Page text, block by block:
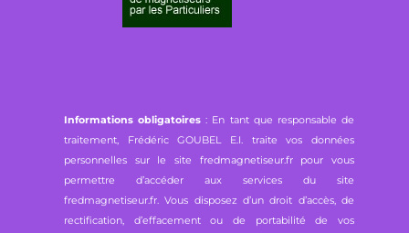
Informations obligatoires : En tant que responsable de
traitement, Frédéric GOUBEL E.I. traite vos données
personnelles sur le site fredmagnetiseur.fr pour vous
permettre d’accéder aux services du site
fredmagnetiseur.fr. Vous disposez d’un droit d’accès, de
rectification, d’effacement ou de portabilité de vos